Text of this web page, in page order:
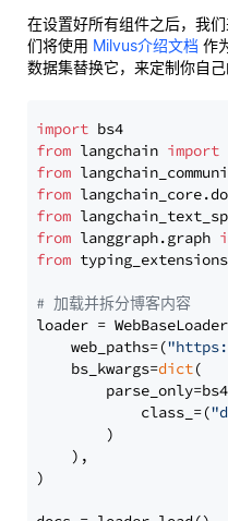
在设置好所有组件之后，我
们将使用 Milvus介绍文档 作
数据集替换它，来定制你自己
import
from langchain import
from
from
from
from langgraph.graph
from typing_extensions
# 加载并拆分博客内容
loader =
    web_paths=(
    bs_kwargs=
dict(
            class_=(
        )
    ),
)